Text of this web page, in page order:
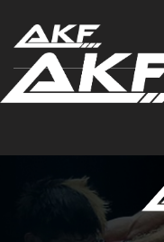
Нажмите Enter для